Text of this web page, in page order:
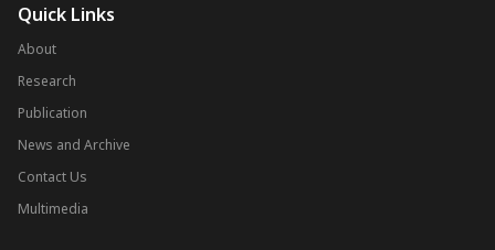
Quick Links
About
Research
Publication
News and Archive
Contact Us
Multimedia